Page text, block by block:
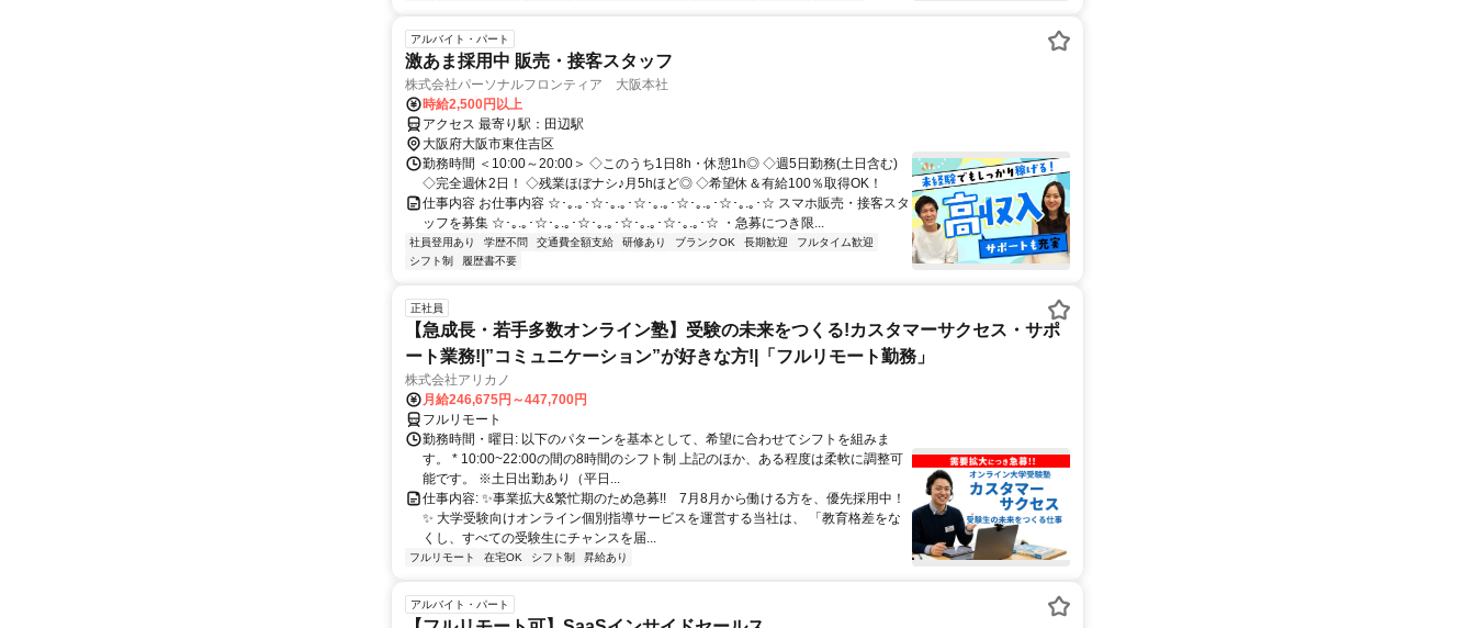
アルバイト・パート
激あま採用中 販売・接客スタッフ
株式会社パーソナルフロンティア 大阪本社
時給2,500円以上
アクセス 最寄り駅：田辺駅
大阪府大阪市東住吉区
勤務時間 ＜10:00～20:00＞ ◇このうち1日8h・休憩1h◎ ◇週5日勤務(土日含む)
◇完全週休2日！ ◇残業ほぼナシ♪月5hほど◎ ◇希望休＆有給100％取得OK！
仕事内容 お仕事内容 ☆･｡.｡･☆･｡.｡･☆･｡.｡･☆･｡.｡･☆･｡.｡･☆ スマホ販売・接客スタ
ッフを募集 ☆･｡.｡･☆･｡.｡･☆･｡.｡･☆･｡.｡･☆･｡.｡･☆ ・急募につき限...
社員登用あり 学歴不問 交通費全額支給 研修あり ブランクOK 長期歓迎
フルタイム歓迎
シフト制
履歴書不要
正社員
【急成長・若手多数オンライン塾】受験の未来をつくる!カスタマーサクセス・サポ
ート業務!|”コミュニケーション”が好きな方!|「フルリモート勤務」
株式会社アリカノ
月給246,675円～447,700円
フルリモート
勤務時間・曜日: 以下のパターンを基本として、希望に合わせてシフトを組みま
す。 * 10:00~22:00の間の8時間のシフト制 上記のほか、ある程度は柔軟に調整可
能です。 ※土日出勤あり（平日...
仕事内容: ✨️事業拡大&繁忙期のため急募!! 7月8月から働ける方を、優先採用中！
✨️ 大学受験向けオンライン個別指導サービスを運営する当社は、 「教育格差をな
くし、すべての受験生にチャンスを届...
フルリモート 在宅OK シフト制 昇給あり
アルバイト・パート